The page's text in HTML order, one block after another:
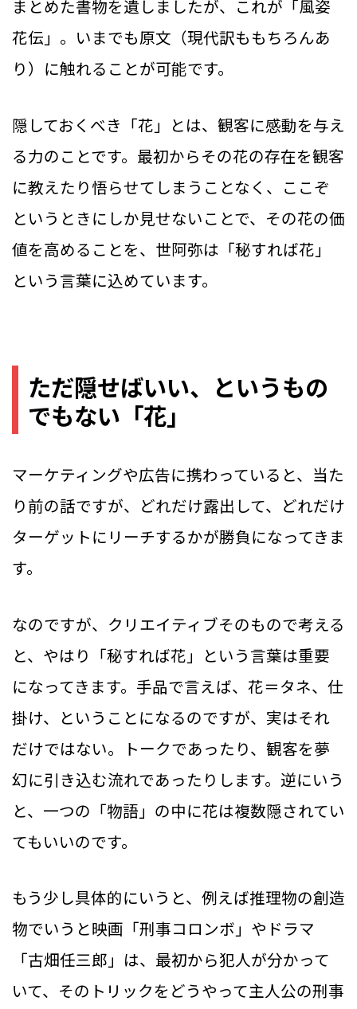
まとめた書物を遺しましたが、これが「風姿
花伝」。いまでも原文（現代訳ももちろんあ
り）に触れることが可能です。
隠しておくべき「花」とは、観客に感動を与え
る力のことです。最初からその花の存在を観客
に教えたり悟らせてしまうことなく、ここぞ
というときにしか見せないことで、その花の価
値を高めることを、世阿弥は「秘すれば花」
という言葉に込めています。
ただ隠せばいい、というもの
でもない「花」
マーケティングや広告に携わっていると、当た
り前の話ですが、どれだけ露出して、どれだけ
ターゲットにリーチするかが勝負になってきま
す。
なのですが、クリエイティブそのもので考える
と、やはり「秘すれば花」という言葉は重要
になってきます。手品で言えば、花＝タネ、仕
掛け、ということになるのですが、実はそれ
だけではない。トークであったり、観客を夢
幻に引き込む流れであったりします。逆にいう
と、一つの「物語」の中に花は複数隠されてい
てもいいのです。
もう少し具体的にいうと、例えば推理物の創造
物でいうと映画「刑事コロンボ」やドラマ
「古畑任三郎」は、最初から犯人が分かって
いて、そのトリックをどうやって主人公の刑事